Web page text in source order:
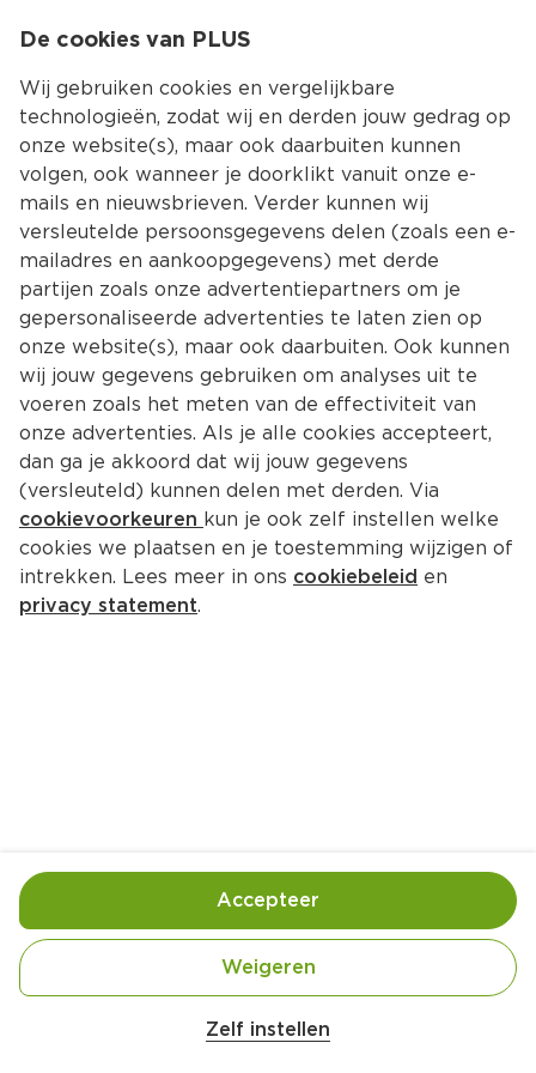
Kies jouw
Terug Producten
XXL Nutrition Crunchy Protein
Bar Celebration Cake
Gebruik- en bewaarinstructies
De aanbevolen dagelijkse inname niet
De cookies van PLUS
Wij gebruiken cookies en vergelijkbare
technologieën, zodat wij en derden jouw gedrag op
onze website(s), maar ook daarbuiten kunnen
volgen, ook wanneer je doorklikt vanuit onze e-
mails en nieuwsbrieven. Verder kunnen wij
versleutelde persoonsgegevens delen (zoals een e-
mailadres en aankoopgegevens) met derde
partijen zoals onze advertentiepartners om je
gepersonaliseerde advertenties te laten zien op
onze website(s), maar ook daarbuiten. Ook kunnen
wij jouw gegevens gebruiken om analyses uit te
voeren zoals het meten van de effectiviteit van
onze advertenties. Als je alle cookies accepteert,
dan ga je akkoord dat wij jouw gegevens
(versleuteld) kunnen delen met derden. Via
cookievoorkeuren kun je ook zelf instellen welke
cookies we plaatsen en je toestemming wijzigen of
intrekken. Lees meer in ons cookiebeleid en
privacy statement.
Zelf instellen
Weigeren
Accepteer